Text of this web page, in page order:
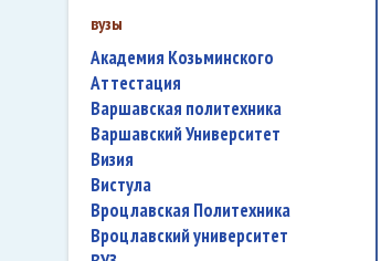
вузы
Академия Козьминского
аттестация
Варшавская политехника
Варшавский Университет
Визия
Вистула
Вроцлавская Политехника
Вроцлавский университет